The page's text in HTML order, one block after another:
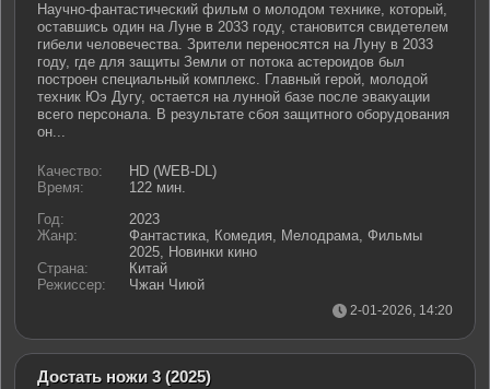
Научно-фантастический фильм о молодом технике, который,
оставшись один на Луне в 2033 году, становится свидетелем
гибели человечества. Зрители переносятся на Луну в 2033
году, где для защиты Земли от потока астероидов был
построен специальный комплекс. Главный герой, молодой
техник Юэ Дугу, остается на лунной базе после эвакуации
всего персонала. В результате сбоя защитного оборудования
он...
Качество:
HD (WEB-DL)
Время:
122 мин.
Год:
2023
Жанр:
Фантастика, Комедия, Мелодрама, Фильмы
2025, Новинки кино
Страна:
Китай
Режиссер:
Чжан Чиюй
2-01-2026, 14:20
Достать ножи 3(2025)